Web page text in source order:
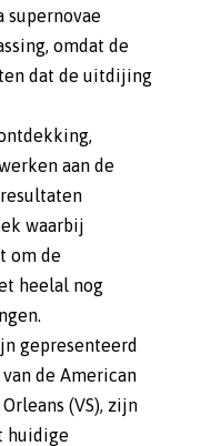
supernovae
omdat de
dat de uitdijing
aan de
resultaten
waarbij
om de
heelal nog
gepresenteerd
de American
(VS), zijn
huidige